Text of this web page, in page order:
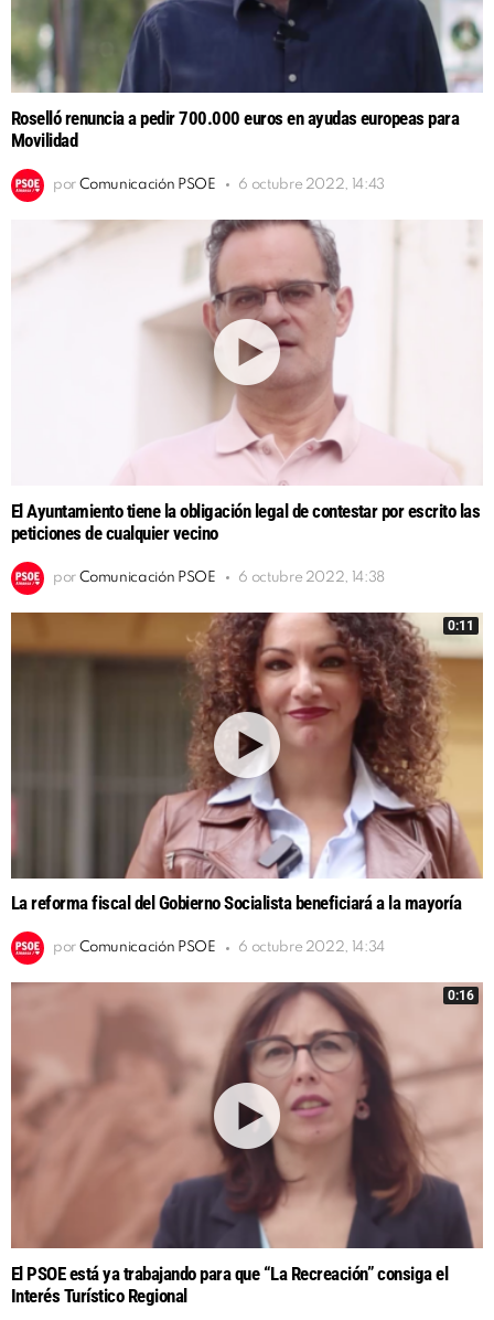
Roselló renuncia a pedir 700.000 euros en ayudas europeas para
Movilidad
por Comunicación PSOE 6 octubre 2022, 14:43
El Ayuntamiento tiene la obligación legal de contestar por escrito las
peticiones de cualquier vecino
por Comunicación PSOE 6 octubre 2022, 14:38
0:11
La reforma fiscal del Gobierno Socialista beneficiará a la mayoría
por Comunicación PSOE 6 octubre 2022, 14:34
0:16
El PSOE está ya trabajando para que “La Recreación” consiga el
Interés Turístico Regional